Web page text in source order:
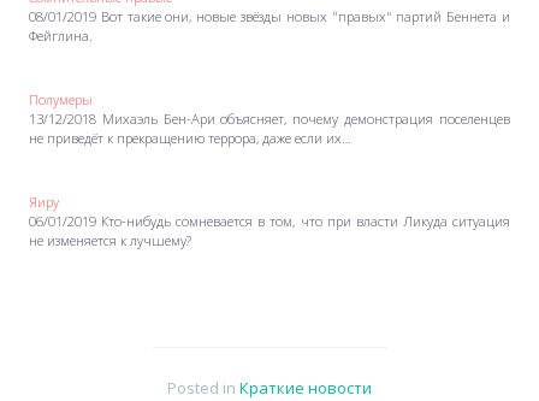
08/01/2019 Вот такие они, новые звёзды новых "правых" партий Беннета и
Фейглина.
Полумеры
13/12/2018 Михаэль Бен-Ари объясняет, почему демонстрация поселенцев
не приведёт к прекращению террора, даже если их…
Яиру
06/01/2019 Кто-нибудь сомневается в том, что при власти Ликуда ситуация
не изменяется к лучшему?
Posted in Краткие новости